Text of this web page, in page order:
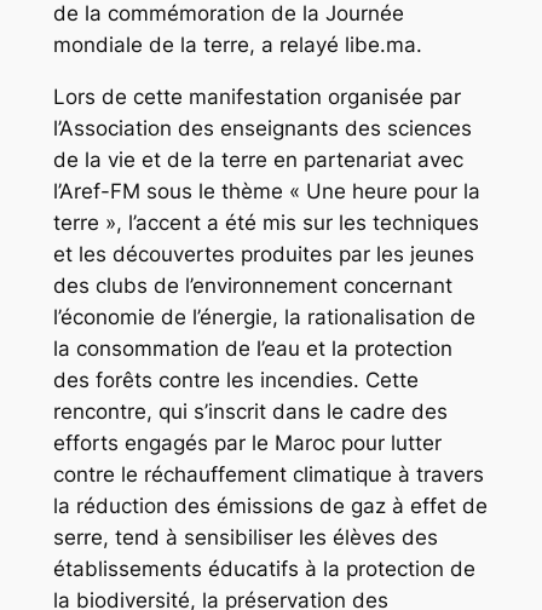
de la commémoration de la Journée
mondiale de la terre, a relayé libe.ma.
Lors de cette manifestation organisée par
l’Association des enseignants des sciences
de la vie et de la terre en partenariat avec
l’Aref-FM sous le thème « Une heure pour la
terre », l’accent a été mis sur les techniques
et les découvertes produites par les jeunes
des clubs de l’environnement concernant
l’économie de l’énergie, la rationalisation de
la consommation de l’eau et la protection
des forêts contre les incendies. Cette
rencontre, qui s’inscrit dans le cadre des
efforts engagés par le Maroc pour lutter
contre le réchauffement climatique à travers
la réduction des émissions de gaz à effet de
serre, tend à sensibiliser les élèves des
établissements éducatifs à la protection de
la biodiversité, la préservation des